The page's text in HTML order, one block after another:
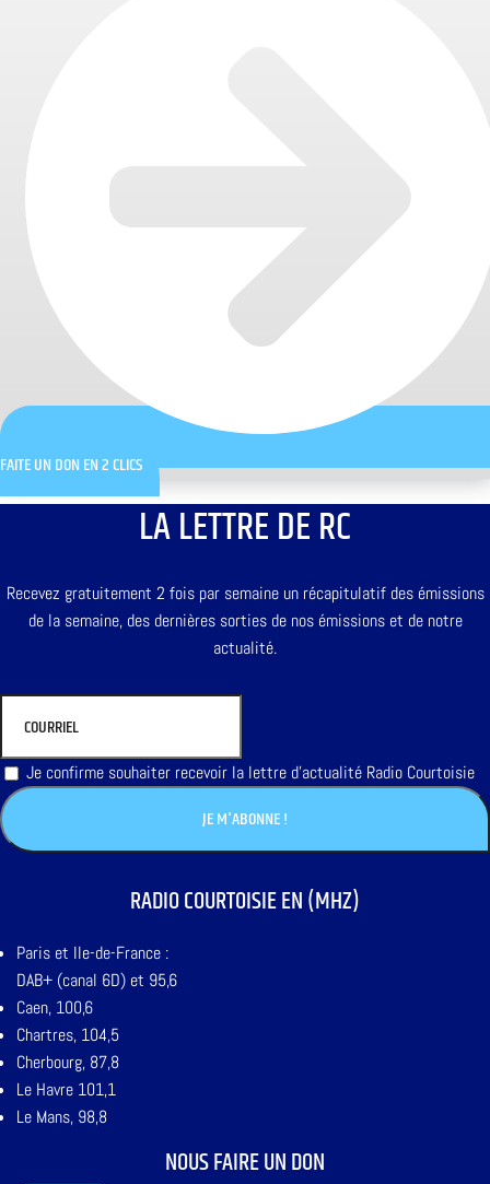
FAITE UN DON EN 2 CLICS
LA LETTRE DE RC
Recevez gratuitement 2 fois par semaine un récapitulatif des émissions
de la semaine, des dernières sorties de nos émissions et de notre
actualité.
Je confirme souhaiter recevoir la lettre d'actualité Radio Courtoisie
RADIO COURTOISIE EN (MHZ)
Paris et Ile-de-France :
DAB+ (canal 6D) et 95,6
Caen, 100,6
Chartres, 104,5
Cherbourg, 87,8
Le Havre 101,1
Le Mans, 98,8
NOUS FAIRE UN DON